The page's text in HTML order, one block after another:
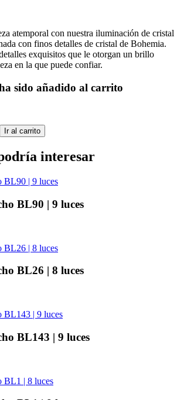
atemporal con nuestra iluminación de cristal
con finos detalles de cristal de Bohemia.
exquisitos que le otorgan un brillo
en la que puede confiar.
sido añadido al carrito
Ir al carrito
interesar
BL90 | 9 luces
BL26 | 8 luces
BL143 | 9 luces